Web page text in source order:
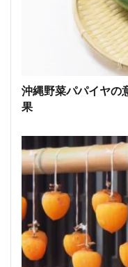
沖縄野菜パパイヤの
果